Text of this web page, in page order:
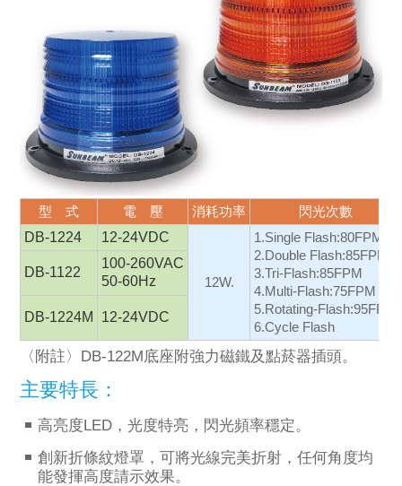
型 式 電 壓 消耗功率
閃光次數
DB-1224
12-24VDC
12W.
1.Single Flash:80FPM
2.Double Flash:85FPM
3.Tri-Flash:85FPM
4.Multi-Flash:75FPM
5.Rotating-Flash:95FPM
6.Cycle Flash
DB-1122
100-260VAC
50-60Hz
DB-1224M 12-24VDC
〈附註〉DB-122M底座附強力磁鐵及點菸器插頭。
主要特長：
高亮度LED，光度特亮，閃光頻率穩定。
創新折條紋燈罩，可將光線完美折射，任何角度均
能發揮高度請示效果。